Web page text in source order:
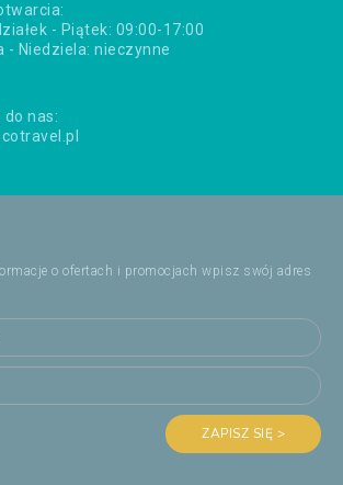
- Piątek: 09:00-17:00
- Niedziela: nieczynne
do nas:
o ofertach i promocjach wpisz swój adres
ZAPISZ SIĘ >